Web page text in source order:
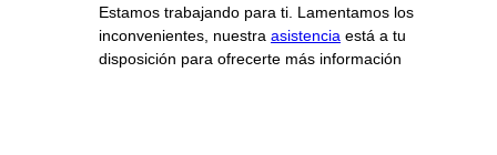
Estamos trabajando para ti. Lamentamos los
inconvenientes, nuestra asistencia está a tu
disposición para ofrecerte más información